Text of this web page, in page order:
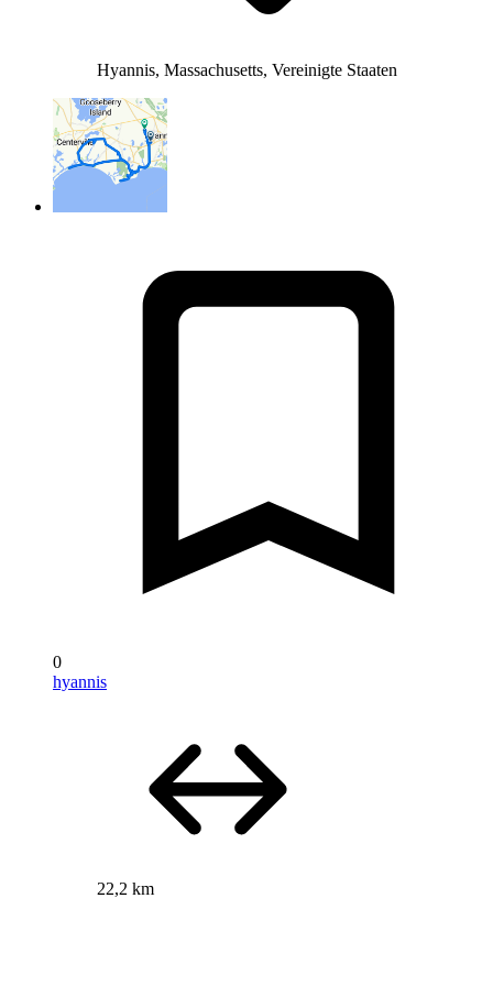
Hyannis, Massachusetts, Vereinigte Staaten
0
hyannis
22,2 km